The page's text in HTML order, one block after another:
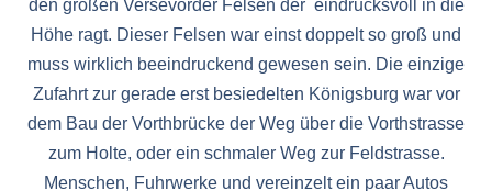
den großen Versevörder Felsen der eindrucksvoll in die
Höhe ragt. Dieser Felsen war einst doppelt so groß und
muss wirklich beeindruckend gewesen sein. Die einzige
Zufahrt zur gerade erst besiedelten Königsburg war vor
dem Bau der Vorthbrücke der Weg über die Vorthstrasse
zum Holte, oder ein schmaler Weg zur Feldstrasse.
Menschen, Fuhrwerke und vereinzelt ein paar Autos